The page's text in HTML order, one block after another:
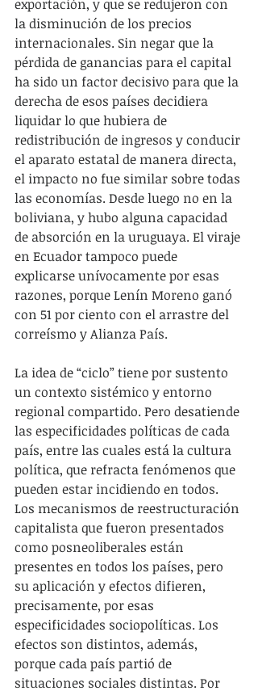
exportación, y que se redujeron con
la disminución de los precios
internacionales. Sin negar que la
pérdida de ganancias para el capital
ha sido un factor decisivo para que la
derecha de esos países decidiera
liquidar lo que hubiera de
redistribución de ingresos y conducir
el aparato estatal de manera directa,
el impacto no fue similar sobre todas
las economías. Desde luego no en la
boliviana, y hubo alguna capacidad
de absorción en la uruguaya. El viraje
en Ecuador tampoco puede
explicarse unívocamente por esas
razones, porque Lenín Moreno ganó
con 51 por ciento con el arrastre del
correísmo y Alianza País.
La idea de “ciclo” tiene por sustento
un contexto sistémico y entorno
regional compartido. Pero desatiende
las especificidades políticas de cada
país, entre las cuales está la cultura
política, que refracta fenómenos que
pueden estar incidiendo en todos.
Los mecanismos de reestructuración
capitalista que fueron presentados
como posneoliberales están
presentes en todos los países, pero
su aplicación y efectos difieren,
precisamente, por esas
especificidades sociopolíticas. Los
efectos son distintos, además,
porque cada país partió de
situaciones sociales distintas. Por